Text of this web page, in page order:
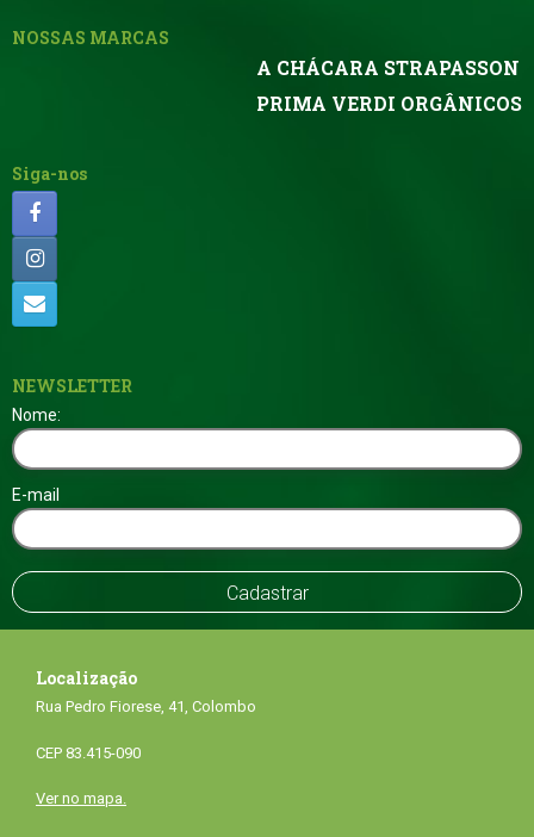
NOSSAS MARCAS
A CHÁCARA STRAPASSON
PRIMA VERDI ORGÂNICOS
Siga-nos
NEWSLETTER
Nome:
E-mail
Localização
Rua Pedro Fiorese, 41, Colombo
CEP 83.415-090
Ver no mapa.